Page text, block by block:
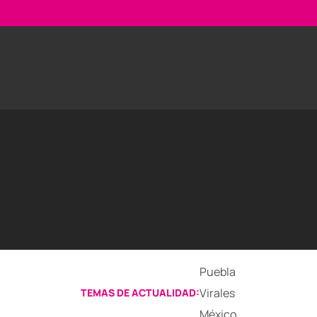
TEMAS DE ACTUALIDAD:
Puebla
Virales
México